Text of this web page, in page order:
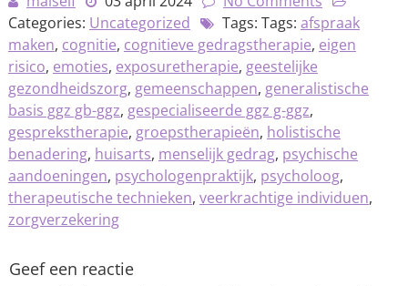
Categories: Uncategorized Tags: Tags: afspraak
maken, cognitie, cognitieve gedragstherapie, eigen
risico, emoties, exposuretherapie, geestelijke
gezondheidszorg, gemeenschappen, generalistische
basis ggz gb-ggz, gespecialiseerde ggz g-ggz,
gesprekstherapie, groepstherapieën, holistische
benadering, huisarts, menselijk gedrag, psychische
aandoeningen, psychologenpraktijk, psycholoog,
therapeutische technieken, veerkrachtige individuen,
zorgverzekering
Geef een reactie